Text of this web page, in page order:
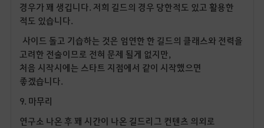
경우가 꽤 생깁니다. 저희 길드의 경우 당한적도 있고 활용한
적도 있습니다.
사이드 돌고 기습하는 것은 엄연한 한 길드의 클래스와 전력을
고려한 전술이므로 전혀 문제 될게 없지만,
처음 시작시에는 스타트 지점에서 같이 시작했으면
좋겠습니다.
9. 마무리
연구소 나온 후 꽤 시간이 나온 길드리그 컨텐츠 의외로